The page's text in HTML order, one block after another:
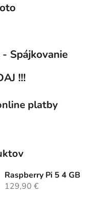
Spájkovanie
!!!
platby
Raspberry Pi 5 4 GB
129,90 €